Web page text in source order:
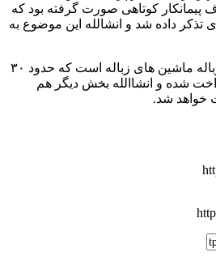
کوتاهی صورت گرفته بود که
داده شد و انشالله این موضوع به
مورد دیگر هم هزینه حمل زباله ماشین های زباله است که حدود ۳۰
شده و انشاالله بخش دیگر هم
خواهد شد.